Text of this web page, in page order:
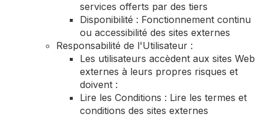
services offerts par des tiers
Disponibilité : Fonctionnement continu
ou accessibilité des sites externes
Responsabilité de l'Utilisateur :
Les utilisateurs accèdent aux sites Web
externes à leurs propres risques et
doivent :
Lire les Conditions : Lire les termes et
conditions des sites externes